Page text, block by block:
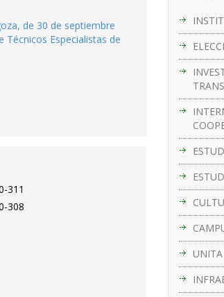
UNITA
de 30 de septiembre
Especialistas de
311
308